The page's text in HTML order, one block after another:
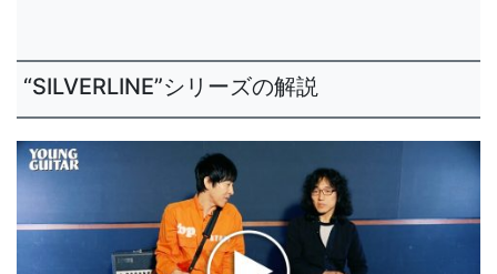
“SILVERLINE”シリーズの解説